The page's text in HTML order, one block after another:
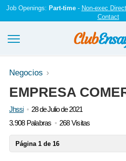
Job Openings: Part-time- Non-exec
Contact
Ensayos y trabajos
Registrarse
Iniciar sesión
Negocios
EMPRESA
Jhssi
28 de Julio de 2021
3.908 Palabras
268 Visitas
Página 1 de 16